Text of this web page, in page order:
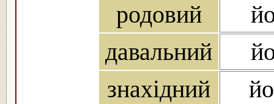
родовий
давальний
знахідний